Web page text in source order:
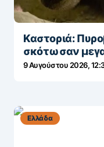
Καστοριά:
σκότωσαν
9 Αυγούστου 2026,
Ελλάδα